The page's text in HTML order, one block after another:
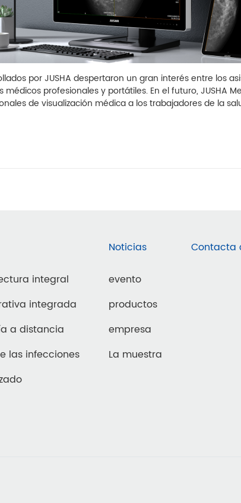
por JUSHA despertaron un gran interés entre los
profesionales y portátiles. En el futuro, JUSHA
de visualización médica a los trabajadores de la
integral
integrada
a distancia
las infecciones
Noticias
evento
productos
empresa
La muestra
Contacta